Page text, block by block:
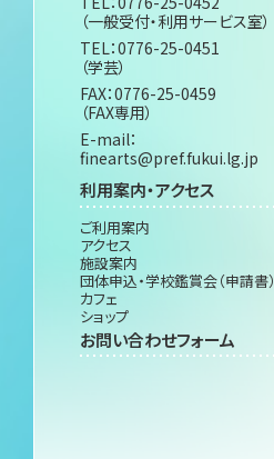
（一般受付・利用サービス室）
TEL：0776-25-0451
（学芸）
FAX：0776-25-0459
（FAX専用）
E-mail：
finearts@pref.fukui.lg.jp
利用案内・アクセス
ご利用案内
アクセス
施設案内
団体申込・学校鑑賞会（申請書）
カフェ
ショップ
お問い合わせフォーム